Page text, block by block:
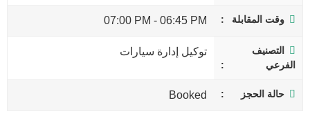
وقت المقابلة 06:45 PM
-
07:00 PM
التصنيف
الفرعي
توكيل إدارة سيارات
حالة الحجز Booked